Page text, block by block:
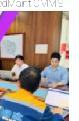
CMMS